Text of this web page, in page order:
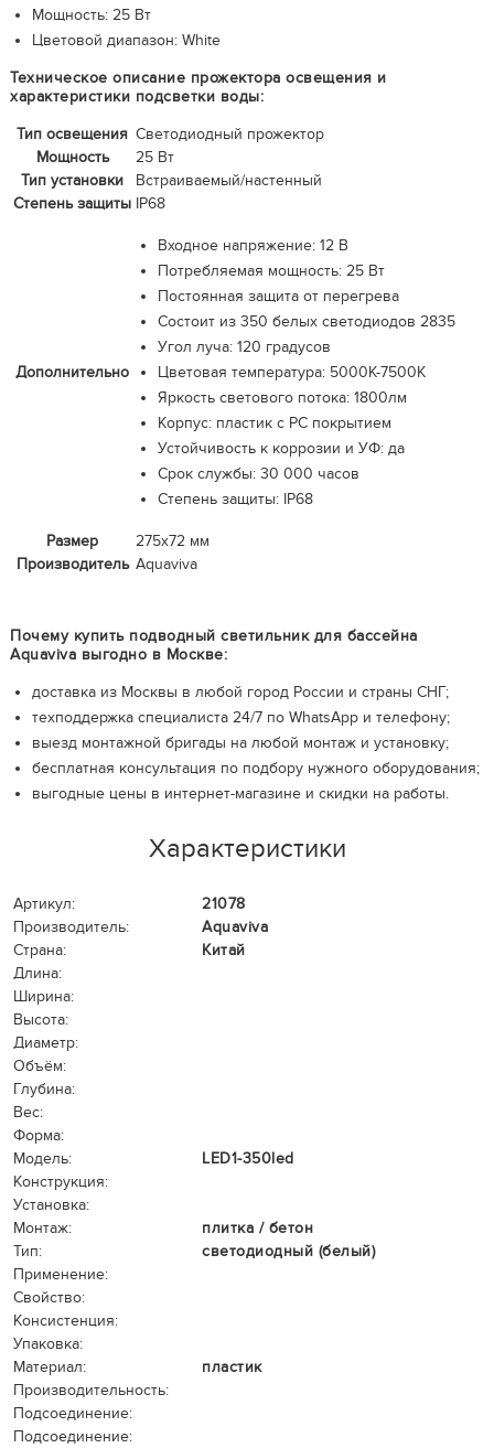
Мощность: 25 Вт
Цветовой диапазон: White
Техническое описание прожектора освещения и
характеристики подсветки воды:
Тип освещения Светодиодный прожектор
Мощность
25 Вт
Тип установки
Встраиваемый/настенный
Степень защиты IP68
Дополнительно
Входное напряжение: 12 В
Потребляемая мощность: 25 Вт
Постоянная защита от перегрева
Состоит из 350 белых светодиодов 2835
Угол луча: 120 градусов
Цветовая температура: 5000K-7500K
Яркость светового потока: 1800лм
Корпус: пластик с PC покрытием
Устойчивость к коррозии и УФ: да
Срок службы: 30 000 часов
Степень защиты: IP68
Размер
275х72 мм
Производитель Aquaviva
Почему купить подводный светильник для бассейна
Aquaviva выгодно в Москве:
доставка из Москвы в любой город России и страны СНГ;
техподдержка специалиста 24/7 по WhatsApp и телефону;
выезд монтажной бригады на любой монтаж и установку;
бесплатная консультация по подбору нужного оборудования;
выгодные цены в интернет-магазине и скидки на работы.
Характеристики
Артикул:
21078
Производитель:
Aquaviva
Страна:
Китай
Длина:
Ширина:
Высота:
Диаметр:
Объём:
Глубина:
Вес:
Форма:
Модель:
LED1-350led
Конструкция:
Установка:
Монтаж:
плитка / бетон
Тип:
светодиодный (белый)
Применение:
Свойство:
Консистенция:
Упаковка:
Материал:
пластик
Производительность:
Подсоединение:
Подсоединение: